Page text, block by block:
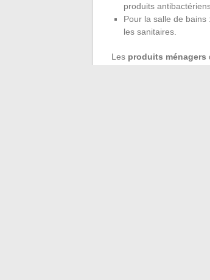
produits
Pour la salle de
les sanitaires.
Les produits ménagers